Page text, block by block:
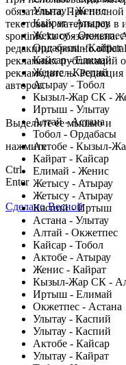
Улытау - Женис
Кайрат - Атырау
Жетысу - Окжетпес
Ордабасы - Кайрат
Кайсар - Елимай
Женис - Каспий
Атырау - Тобол
Кызыл-Жар СК -
Иртыш - Улытау
Алтай - Астана
Тобол - Ордабасы
Актобе - Кызыл-
Кайрат - Кайсар
Елимай - Женис
Жетысу - Атырау
Жетысу - Атырау
Каспий - Иртыш
Астана - Улытау
Алтай - Окжетпес
Кайсар - Тобол
Актобе - Атырау
Женис - Кайрат
Кызыл-Жар СК -
Иртыш - Елимай
Окжетпес - Астана
Улытау - Каспий
Улытау - Каспий
Актобе - Кайсар
Улытау - Кайрат
обязательна. При
текстовых материалов в
sportinfo.kz обязательна.
редакции:
рекламных публикаций
рекламодатель.
авторов.
Заметили ошибку в
Выделите ее мышью и
нажмите
Ctrl
Enter
Сделано Весной